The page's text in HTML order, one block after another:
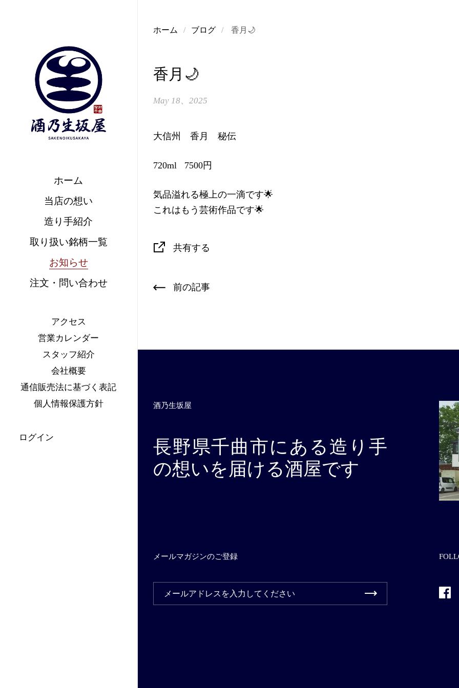
ホーム
当店の想い
造り手紹介
取り扱い銘柄一覧
お知らせ
注文・問い合わせ
アクセス
営業カレンダー
スタッフ紹介
会社概要
通信販売法に基づく表記
個人情報保護方針
ログイン
ホーム / ブログ / 香月🌙
香月🌙
May 18、2025
大信州 香月 秘伝
720ml 7500円
気品溢れる極上の一滴です🌟
これはもう芸術作品です🌟
共有する
前の記事
酒乃生坂屋
長野県千曲市にある造り手
の想いを届ける酒屋です
メールマガジンのご登録